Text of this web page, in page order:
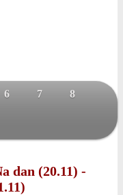
6 7 8
dan (20.11) -